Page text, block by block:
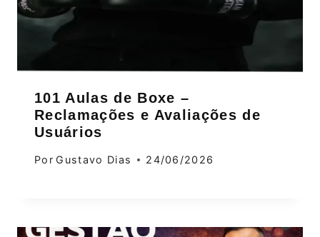
101 Aulas de Boxe –
Reclamações e Avaliações de
Usuários
Por Gustavo Dias 24/06/2026